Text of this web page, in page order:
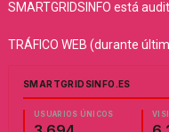
SMARTGRIDSINFO está
TRÁFICO WEB (durante